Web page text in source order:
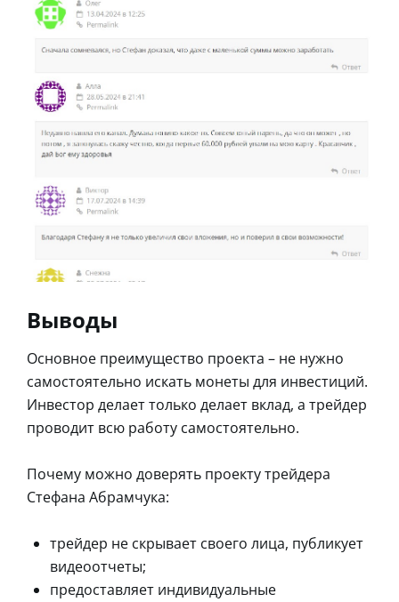
Выводы
Основное преимущество проекта – не нужно
самостоятельно искать монеты для инвестиций.
Инвестор делает только делает вклад, а трейдер
проводит всю работу самостоятельно.
Почему можно доверять проекту трейдера
Стефана Абрамчука:
трейдер не скрывает своего лица, публикует
видеоотчеты;
предоставляет индивидуальные